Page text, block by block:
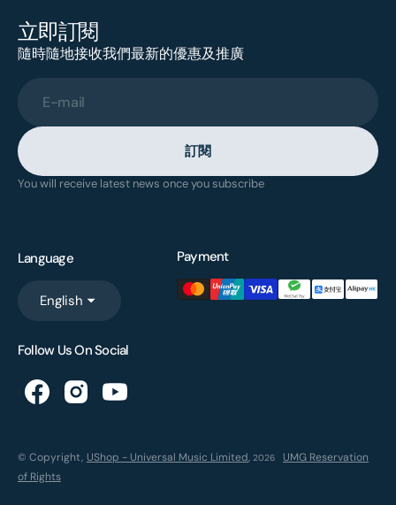
立即訂閱
隨時隨地接收我們最新的優惠及推廣
E-mail
訂閱
You will receive latest news once you subscribe
Language
English
Payment
Follow Us On Social
© Copyright, UShop - Universal Music Limited, 2026
UMG Reservation
of Rights